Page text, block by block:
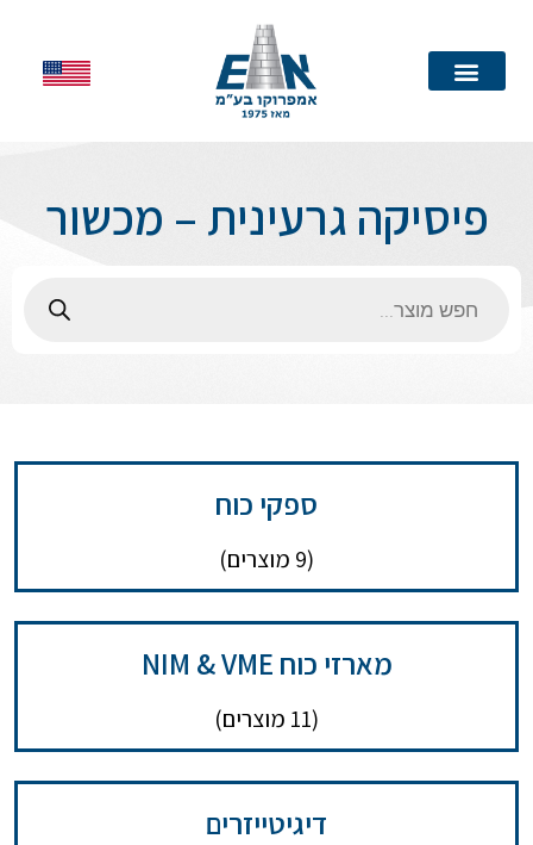
פיסיקה גרעינית – מכשור
ספקי כוח
(9 מוצרים)
מארזי כוח NIM & VME
(11 מוצרים)
דיגיטייזרים